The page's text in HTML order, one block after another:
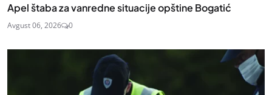
Apel štaba za vanredne situacije opštine Bogatić
Avgust 06, 2026 0